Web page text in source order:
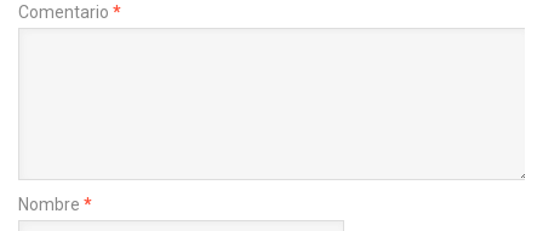
Comentario *
Nombre *